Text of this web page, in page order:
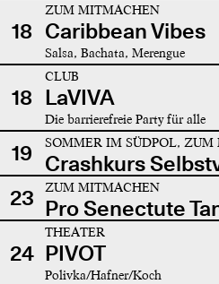
18
ZUM MITMACHEN
Caribbean Vibes
Salsa, Bachata, Merengue
18
CLUB
LaVIVA
Die barrierefreie Party für alle
19 SOMMER IM SÜDPOL,
Crashkurs
23
ZUM MITMACHEN
Pro Senectute
24
THEATER
PIVOT
Polivka/Hafner/Koch